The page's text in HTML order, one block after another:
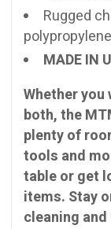
Rugged
polypropylene
MADE IN
Whether
both, the
plenty of
tools and
table or get
items. Stay
cleaning